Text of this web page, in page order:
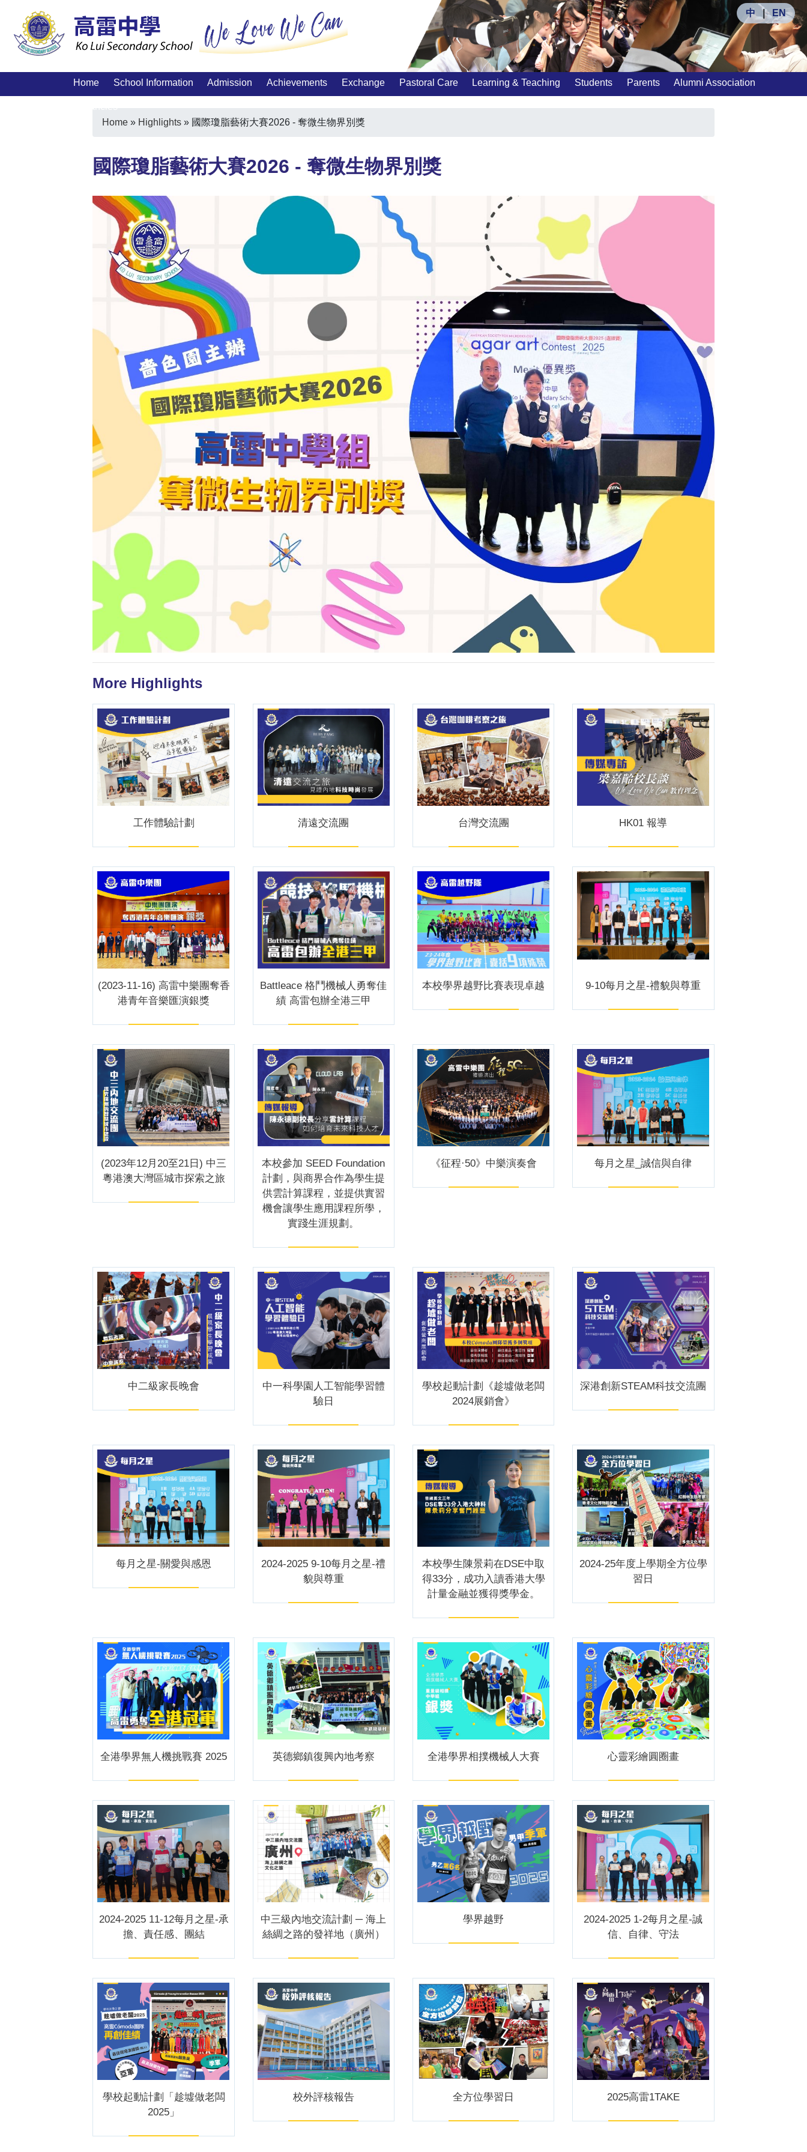
中 | EN
Home School Information Admission Achievements Exchange Pastoral Care Learning & Teaching Students Parents Alumni Association
Home » Highlights » 國際瓊脂藝術大賽2026 - 奪微生物界別獎
國際瓊脂藝術大賽2026 - 奪微生物界別獎
More Highlights
工作體驗計劃 清遠交流團 台灣交流團 HK01 報導
(2023-11-16) 高雷中樂團奪香
港青年音樂匯演銀獎
Battleace 格鬥機械人勇奪佳
績 高雷包辦全港三甲
本校學界越野比賽表現卓越 9-10每月之星-禮貌與尊重
(2023年12月20至21日) 中三
粵港澳大灣區城市探索之旅
本校參加 SEED Foundation
計劃，與商界合作為學生提
供雲計算課程，並提供實習
機會讓學生應用課程所學，
實踐生涯規劃。
《征程·50》中樂演奏會 每月之星_誠信與自律
中二級家長晚會
中一科學園人工智能學習體
驗日
學校起動計劃《趁墟做老闆
2024展銷會》
深港創新STEAM科技交流團
每月之星-關愛與感恩
2024-2025 9-10每月之星-禮
貌與尊重
本校學生陳景莉在DSE中取
得33分，成功入讀香港大學
計量金融並獲得獎學金。
2024-25年度上學期全方位學
習日
全港學界無人機挑戰賽 2025 英德鄉鎮復興內地考察 全港學界相撲機械人大賽 心靈彩繪圓圈畫
2024-2025 11-12每月之星-承
擔、責任感、團結
中三級內地交流計劃 ─ 海上
絲綢之路的發祥地（廣州）
學界越野
2024-2025 1-2每月之星-誠
信、自律、守法
學校起動計劃「趁墟做老闆
2025」
校外評核報告 全方位學習日 2025高雷1TAKE